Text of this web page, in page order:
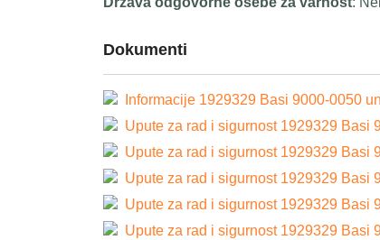
Dokumenti
Informacije 1929329 Basi 9000-0050
Upute za rad i sigurnost 1929329
Upute za rad i sigurnost 1929329
Upute za rad i sigurnost 1929329
Upute za rad i sigurnost 1929329
Upute za rad i sigurnost 1929329